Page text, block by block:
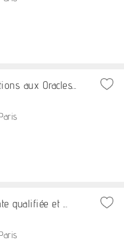
aux Oracles...
qualifiée et ...